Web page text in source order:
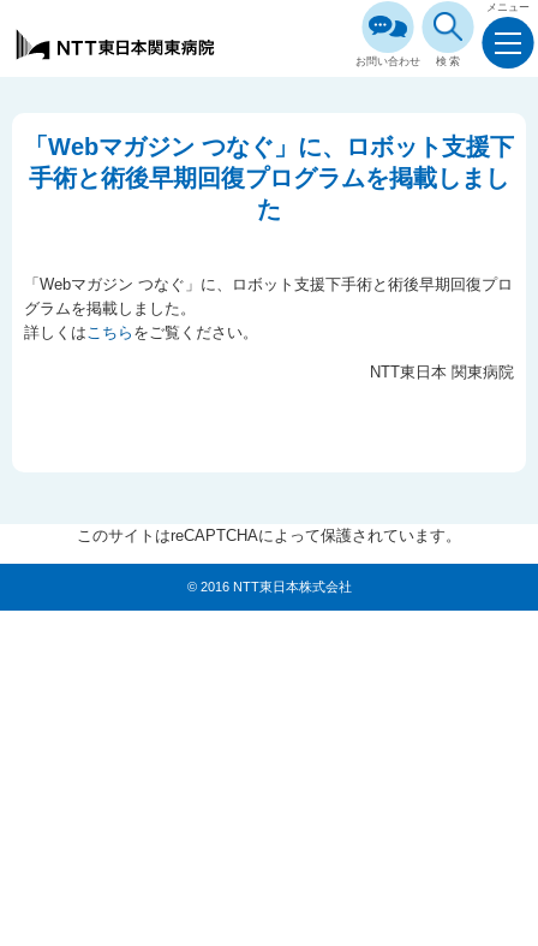
お問い合わせ 検索
メニュー
「Webマガジン つなぐ」に、ロボット支援下
手術と術後早期回復プログラムを掲載しまし
た
「Webマガジン つなぐ」に、ロボット支援下手術と術後早期回復プロ
グラムを掲載しました。
詳しくはこちら をご覧ください。
NTT東日本 関東病院
このサイトはreCAPTCHAによって保護されています。
© 2016 NTT東日本株式会社